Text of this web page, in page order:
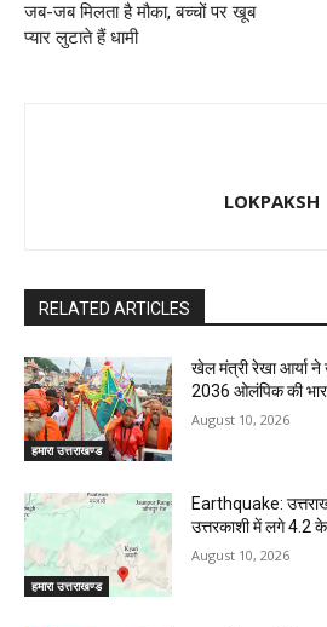
जब-जब मिलता है मौका, बच्चों पर खूब
प्यार लुटाते हैं धामी
LOKPAKSH
RELATED ARTICLES
हमारा उत्तराखण्ड
खेल मंत्री रेखा आर्या ने
2036 ओलंपिक की
August 10, 2026
हमारा उत्तराखण्ड
Earthquake:
उत्तरकाशी में लगे 4.2
August 10, 2026